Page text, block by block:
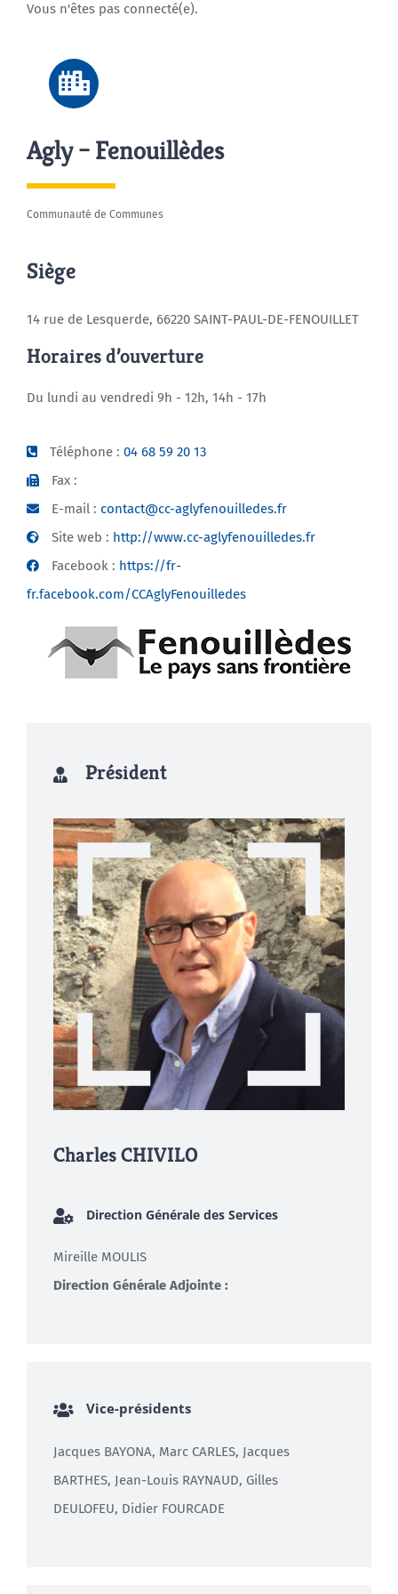
Municipales 2026
Vous n'êtes pas connecté(e).
Agly – Fenouillèdes
Communauté de Communes
Siège
14 rue de Lesquerde, 66220 SAINT-PAUL-DE-FENOUILLET
Horaires d’ouverture
Du lundi au vendredi 9h - 12h, 14h - 17h
Téléphone : 04 68 59 20 13
Fax :
E-mail : contact@cc-aglyfenouilledes.fr
Site web : http://www.cc-aglyfenouilledes.fr
Facebook : https://fr-
fr.facebook.com/CCAglyFenouilledes
Président
Charles CHIVILO
Direction Générale des Services
Mireille MOULIS
Direction Générale Adjointe :
Vice-présidents
Jacques BAYONA, Marc CARLES, Jacques
BARTHES, Jean-Louis RAYNAUD, Gilles
DEULOFEU, Didier FOURCADE